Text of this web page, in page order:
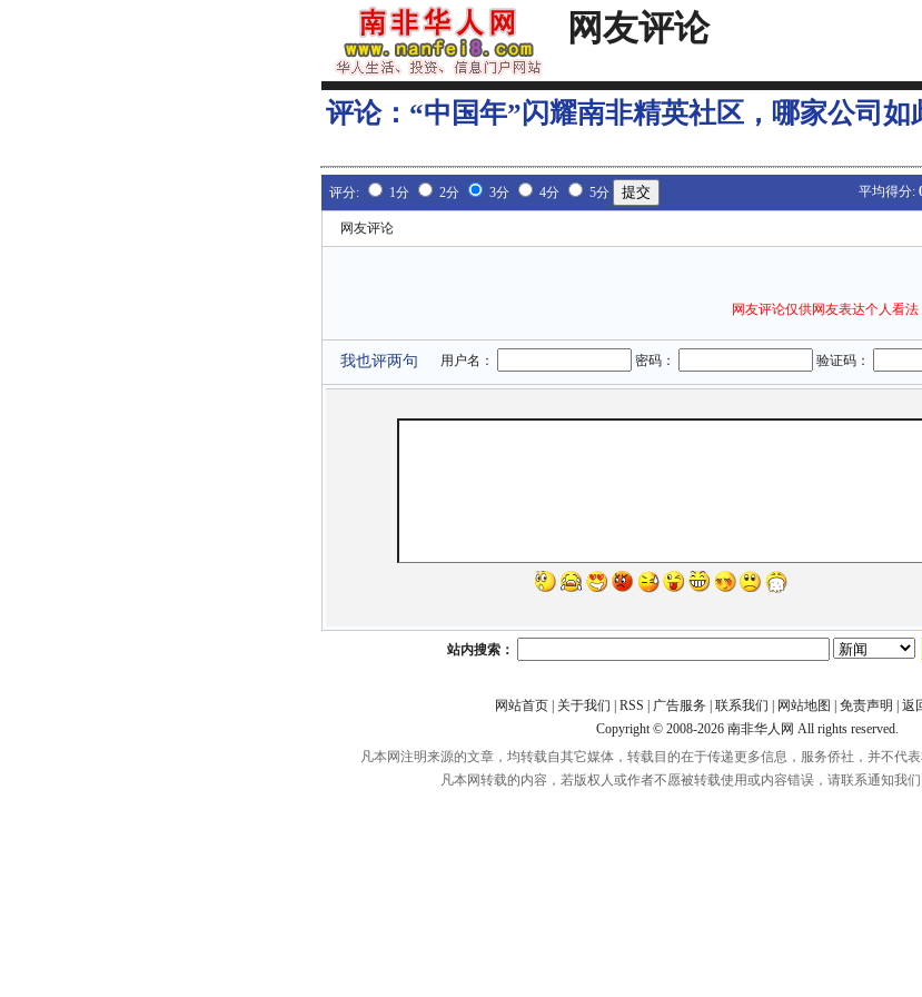
网友评论
评论： “中国年”闪耀南非精英社区，哪家公司如
评分: 1分 2分 3分 4分 5分 平均得分:
网友评论
网友评论仅供网友表达个人看
我也评两句 用户名： 密码： 验证码：
站内搜索：
网站首页| 关于我们 RSS 广告服务 联系我们 网站地图 免责声明 返
Copyright © 2008-2026 南非华人网 All rights reserved.
凡本网注明来源的文章，均转载自其它媒体，转载目的在于传递更多信息，服务侨社，并不代
凡本网转载的内容，若版权人或作者不愿被转载使用或内容错误，请联系通知我们